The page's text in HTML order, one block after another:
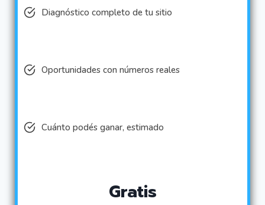
Diagnóstico completo de tu sitio
Oportunidades con números reales
Cuánto podés ganar, estimado
Gratis